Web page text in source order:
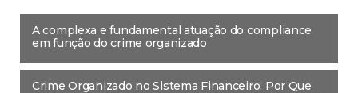
A complexa e fundamental atuação do compliance
em função do crime organizado
Crime Organizado no Sistema Financeiro: Por Que